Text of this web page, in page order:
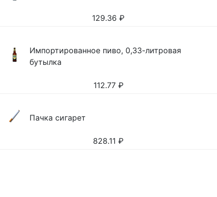
129.36 ₽
Импортированное пиво, 0,33-литровая
бутылка
112.77 ₽
Пачка сигарет
828.11 ₽